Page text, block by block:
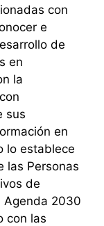
con
e
de
en
la
sus
en
lo establece
las Personas
de
Agenda 2030
con las